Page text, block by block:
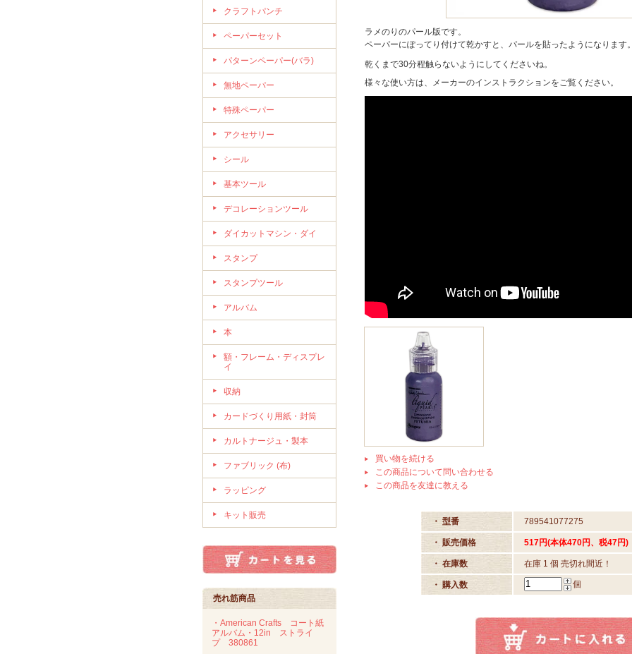
クラフトパンチ
ペーパーセット
パターンペーパー(バラ)
無地ペーパー
特殊ペーパー
アクセサリー
シール
基本ツール
デコレーションツール
ダイカットマシン・ダイ
スタンプ
スタンプツール
アルバム
本
額・フレーム・ディスプレ
イ
収納
カードづくり用紙・封筒
カルトナージュ・製本
ファブリック (布)
ラッピング
キット販売
売れ筋商品
・American Crafts コート紙
アルバム・12in ストライ
プ 380861
ラメのりのパール版です。
ペーパーにぽってり付けて乾かすと、パールを貼ったようになります
乾くまで30分程触らないようにしてくださいね。
様々な使い方は、メーカーのインストラクションをご覧ください。
買い物を続ける
この商品について問い合わせる
この商品を友達に教える
・ 型番 789541077275
・ 販売価格 517円(本体470円、税47円)
・ 在庫数 在庫 1 個 売切れ間近！
・ 購入数 個